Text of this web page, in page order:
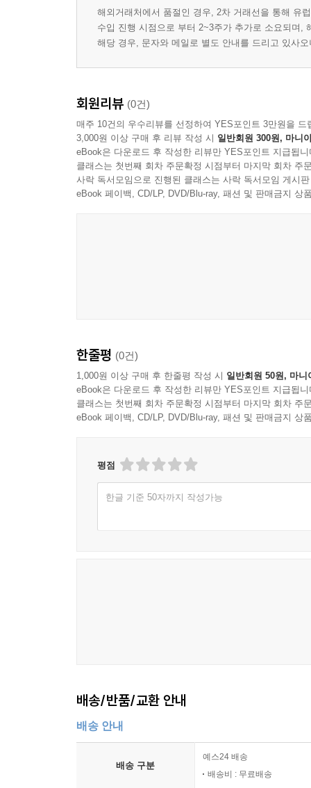
해외거래처에서 품절인 경우, 2차 거래선을 통해 유
수입 진행 시점으로 부터 2~3주가 추가로 소요되며,
해당 경우, 문자와 메일로 별도 안내를 드리고 있사
회원리뷰 (0건)
매주 10건의 우수리뷰를 선정하여 YES포인트 3만원을 드
3,000원 이상 구매 후 리뷰 작성 시 일반회원 300원, 마니
eBook은 다운로드 후 작성한 리뷰만 YES포인트 지급됩니
클래스는 첫번째 회차 주문확정 시점부터 마지막 회차 주
사락 독서모임으로 진행된 클래스는 사락 독서모임 게시
eBook 페이백, CD/LP, DVD/Blu-ray, 패션 및 판매금지 상
한줄평 (0건)
1,000원 이상 구매 후 한줄평 작성 시 일반회원 50원, 마니
eBook은 다운로드 후 작성한 리뷰만 YES포인트 지급됩니
클래스는 첫번째 회차 주문확정 시점부터 마지막 회차 주
eBook 페이백, CD/LP, DVD/Blu-ray, 패션 및 판매금지 상
평점
한글 기준 50자까지 작성가능
배송/반품/교환 안내
배송 안내
배송 구분
예스24 배송
배송비 : 무료배송